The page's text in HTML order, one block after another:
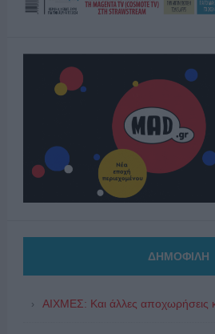
ΔΗΜΟΦΙΛΗ
ΑΙΧΜΕΣ: Και άλλες αποχωρήσεις